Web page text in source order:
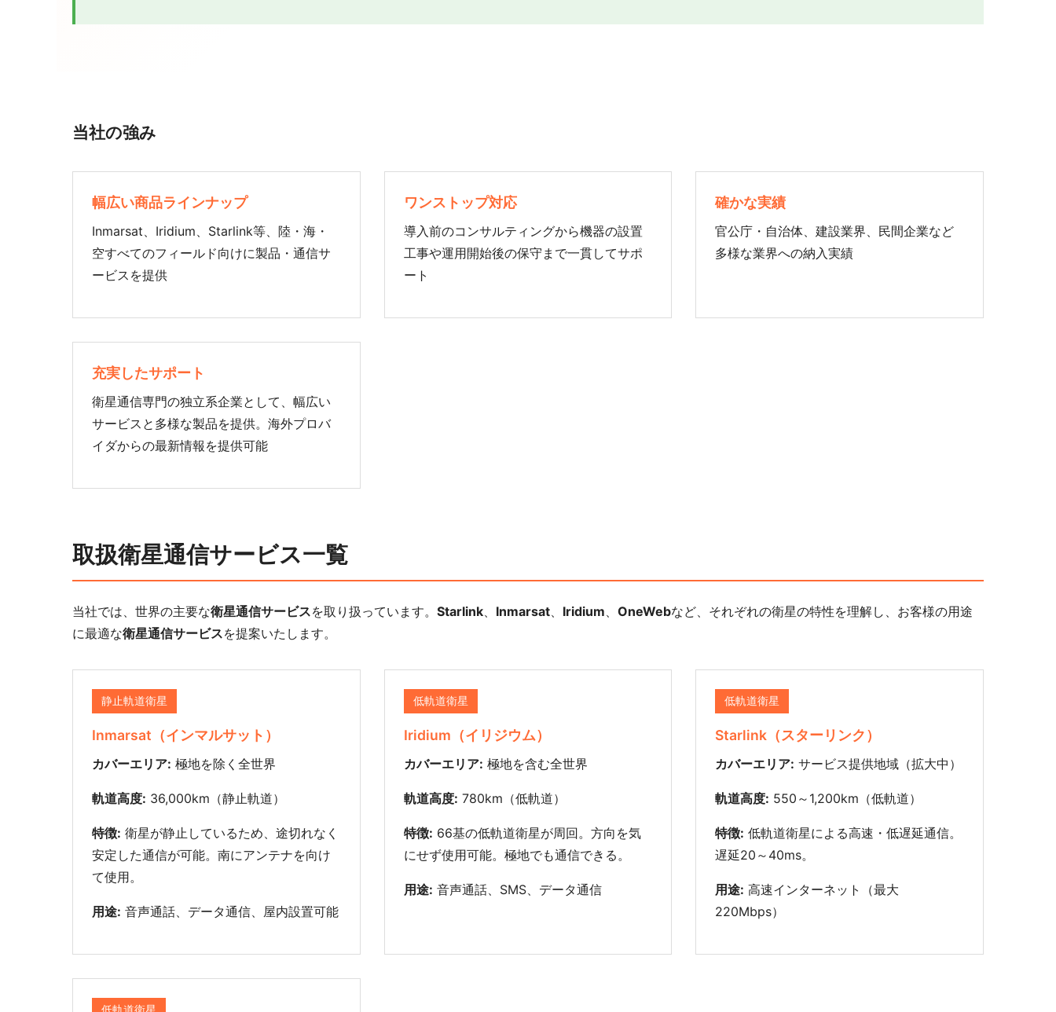
当社の強み
幅広い商品ラインナップ
Inmarsat、Iridium、Starlink等、陸・海・
空すべてのフィールド向けに製品・通信サ
ービスを提供
ワンストップ対応
導入前のコンサルティングから機器の設置
工事や運用開始後の保守まで一貫してサポ
ート
確かな実績
官公庁・自治体、建設業界、民間企業など
多様な業界への納入実績
充実したサポート
衛星通信専門の独立系企業として、幅広い
サービスと多様な製品を提供。海外プロバ
イダからの最新情報を提供可能
取扱衛星通信サービス一覧
当社では、世界の主要な衛星通信サービスを取り扱っています。 Starlink、 Inmarsat、 Iridium、 OneWebなど、それぞれの衛星の特性を理解し、お客様の用途
に最適な衛星通信サービスを提案いたします。
静止軌道衛星
Inmarsat（インマルサット）
カバーエリア: 極地を除く全世界
軌道高度: 36,000km（静止軌道）
特徴: 衛星が静止しているため、途切れなく
安定した通信が可能。南にアンテナを向け
て使用。
用途: 音声通話、データ通信、屋内設置可能
低軌道衛星
Iridium（イリジウム）
カバーエリア: 極地を含む全世界
軌道高度: 780km（低軌道）
特徴: 66基の低軌道衛星が周回。方向を気
にせず使用可能。極地でも通信できる。
用途: 音声通話、SMS、データ通信
低軌道衛星
Starlink（スターリンク）
カバーエリア: サービス提供地域（拡大中）
軌道高度: 550～1,200km（低軌道）
特徴: 低軌道衛星による高速・低遅延通信。
遅延20～40ms。
用途: 高速インターネット（最大
220Mbps）